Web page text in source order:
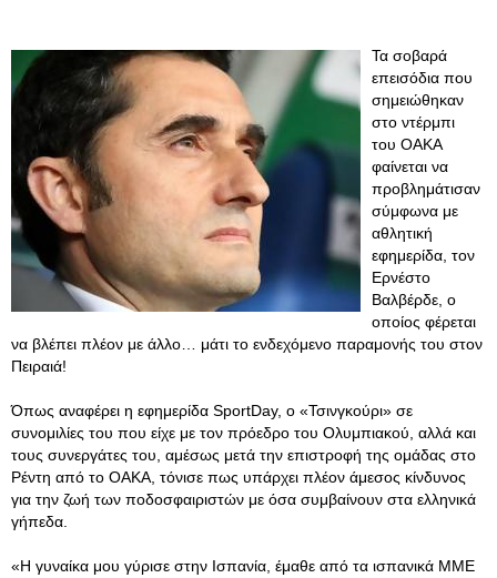
Τα σοβαρά
επεισόδια που
σημειώθηκαν
στο ντέρμπι
του ΟΑΚΑ
φαίνεται να
προβλημάτισαν
σύμφωνα με
αθλητική
εφημερίδα, τον
Ερνέστο
Βαλβέρδε, ο
οποίος φέρεται
να βλέπει πλέον με άλλο… μάτι το ενδεχόμενο παραμονής του στον
Πειραιά!
Όπως αναφέρει η εφημερίδα SportDay, ο «Τσινγκούρι» σε
συνομιλίες του που είχε με τον πρόεδρο του Ολυμπιακού, αλλά και
τους συνεργάτες του, αμέσως μετά την επιστροφή της ομάδας στο
Ρέντη από το ΟΑΚΑ, τόνισε πως υπάρχει πλέον άμεσος κίνδυνος
για την ζωή των ποδοσφαιριστών με όσα συμβαίνουν στα ελληνικά
γήπεδα.
«Η γυναίκα μου γύρισε στην Ισπανία, έμαθε από τα ισπανικά ΜΜΕ